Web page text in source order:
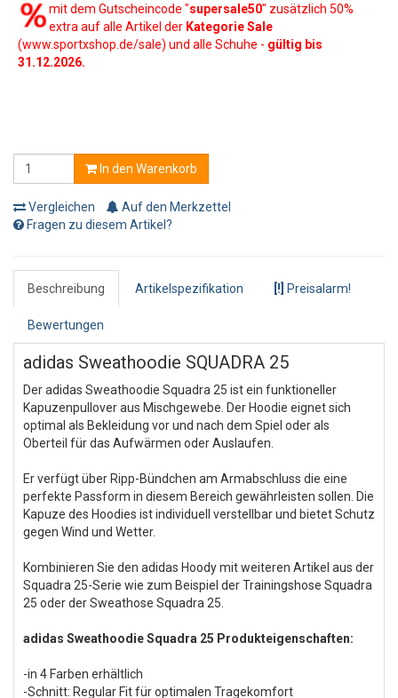
mit dem Gutscheincode "supersale50" zusätzlich 50%
extra auf alle Artikel der Kategorie Sale
(www.sportxshop.de/sale) und alle Schuhe - gültig bis
31.12.2026.
In den Warenkorb
Vergleichen
Auf den Merkzettel
Fragen zu diesem Artikel?
Beschreibung Artikelspezifikation [!] Preisalarm!
Bewertungen
adidas Sweathoodie SQUADRA 25
Der adidas Sweathoodie Squadra 25 ist ein funktioneller
Kapuzenpullover aus Mischgewebe. Der Hoodie eignet sich
optimal als Bekleidung vor und nach dem Spiel oder als
Oberteil für das Aufwärmen oder Auslaufen.
Er verfügt über Ripp-Bündchen am Armabschluss die eine
perfekte Passform in diesem Bereich gewährleisten sollen. Die
Kapuze des Hoodies ist individuell verstellbar und bietet Schutz
gegen Wind und Wetter.
Kombinieren Sie den adidas Hoody mit weiteren Artikel aus der
Squadra 25-Serie wie zum Beispiel der Trainingshose Squadra
25 oder der Sweathose Squadra 25.
adidas Sweathoodie Squadra 25 Produkteigenschaften:
-in 4 Farben erhältlich
-Schnitt: Regular Fit für optimalen Tragekomfort